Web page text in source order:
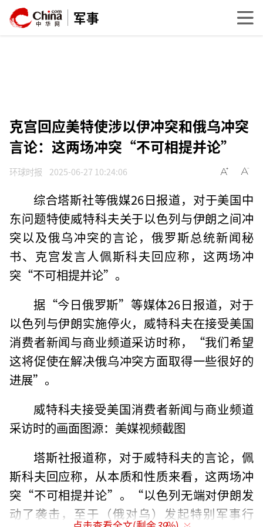
军事
克宫回应美特使涉以伊冲突和俄乌冲突
言论：这两场冲突“不可相提并论”
环球时报 2025-06-27 10:24:06
综合塔斯社等俄媒26日报道，对于美国中
东问题特使威特科夫关于以色列与伊朗之间冲
突以及俄乌冲突的言论，俄罗斯总统新闻秘
书、克宫发言人佩斯科夫回应称，这两场冲
突“不可相提并论”。
据“今日俄罗斯”等媒体26日报道，对于
以色列与伊朗实施停火，威特科夫在接受美国
消费者新闻与商业频道采访时称，“我们希望
这将促使在解决俄乌冲突方面取得一些很好的
进展”。
威特科夫接受美国消费者新闻与商业频道
采访时的画面图源：美媒视频截图
塔斯社报道称，对于威特科夫的言论，佩
斯科夫回应称，从本质和性质来看，这两场冲
突“不可相提并论”。“以色列无端对伊朗发
动了袭击，至于（俄对乌）发起特别军事行